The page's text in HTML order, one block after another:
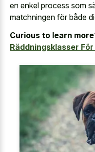
en enkel process som
matchningen för både
Curious to learn
Räddningsklasser